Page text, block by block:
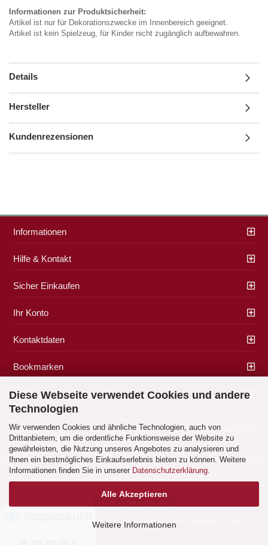
Diese Webseite verwendet Cookies und andere
Technologien
Wir verwenden Cookies und ähnliche Technologien, auch von
Drittanbietern, um die ordentliche Funktionsweise der Website zu
gewährleisten, die Nutzung unseres Angebotes zu analysieren und
Ihnen ein bestmögliches Einkaufserlebnis bieten zu können. Weitere
Informationen finden Sie in unserer Datenschutzerklärung.
Alle Akzeptieren
Weitere Informationen
Informationen zur Produktsicherheit:
Artikel ist nur für Dekorationszwecke im Innenbereich geeignet.
Artikel ist kein Spielzeug, für Kinder nicht zugänglich aufbewahren.
Details
Hersteller
Kundenrezensionen
Informationen
Hilfe & Kontakt
Sicher Einkaufen
Ihr Konto
Kontaktdaten
Bookmarken
Zahlung & Versand
Impressum|AGB|Datenschutz|Widerrufsrecht| Cookie Einstellungen
Alle Preise verstehen sich inklusive der gesetzlichen Mehrwertsteuer, zzgl.
Versandkostensoweit nicht anders gekennzeichnet.
Alle Marken- und Produktbeschreibungen sind Marken oder eingetragene Marken
der entsprechenden Eigentümer.
Copyright (c) 2017 - 2026 by Geschenke Korber. Alle Rechte vorbehalten.
Shopping Cart Software by Gambio.com © 2026 - Themes